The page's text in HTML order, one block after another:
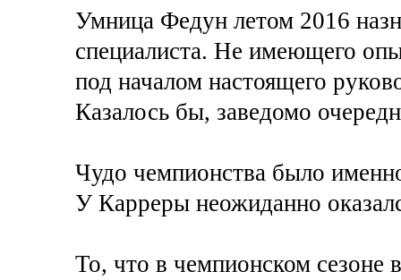
Умница Федун летом 2016
специалиста. Не имеющего
под началом настоящего
Казалось бы, заведомо
Чудо чемпионства было
У Карреры неожиданно
То, что в чемпионском сезоне